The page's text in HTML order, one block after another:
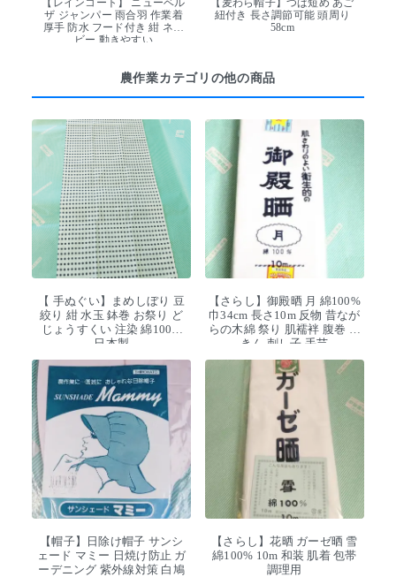
ザ ジャンパー 雨合羽 作業着
厚手 防水 フード付き 紺 ネイ
ビー 動きやすい
紐付き 長さ調節可能 頭周り
58cm
農作業カテゴリの他の商品
【 手ぬぐい】まめしぼり 豆
絞り 紺 水玉 鉢巻 お祭り ど
じょうすくい 注染 綿100%
日本製
【さらし】御殿晒 月 綿100%
巾34cm 長さ10m 反物 昔なが
らの木綿 祭り 肌襦袢 腹巻 ふ
きん 刺し子 手芸
【帽子】日除け帽子 サンシ
ェード マミー 日焼け防止 ガ
ーデニング 紫外線対策 白鳩
【さらし】花晒 ガーゼ晒 雪
綿100% 10m 和装 肌着 包帯
調理用